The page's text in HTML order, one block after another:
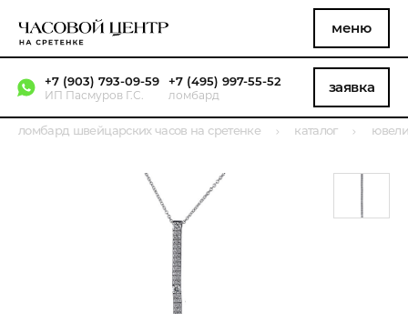
меню
+7 (903) 793-09-59
ИП Пасмуров Г.С.
+7 (495) 997-55-52
ломбард заявка
ломбард швейцарских часов на сретенке каталог